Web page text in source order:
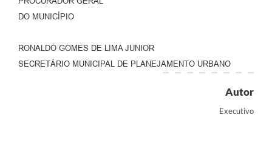
DO MUNICÍPIO
RONALDO GOMES DE LIMA JUNIOR
SECRETÁRIO MUNICIPAL DE PLANEJAMENTO URBANO
Autor
Executivo